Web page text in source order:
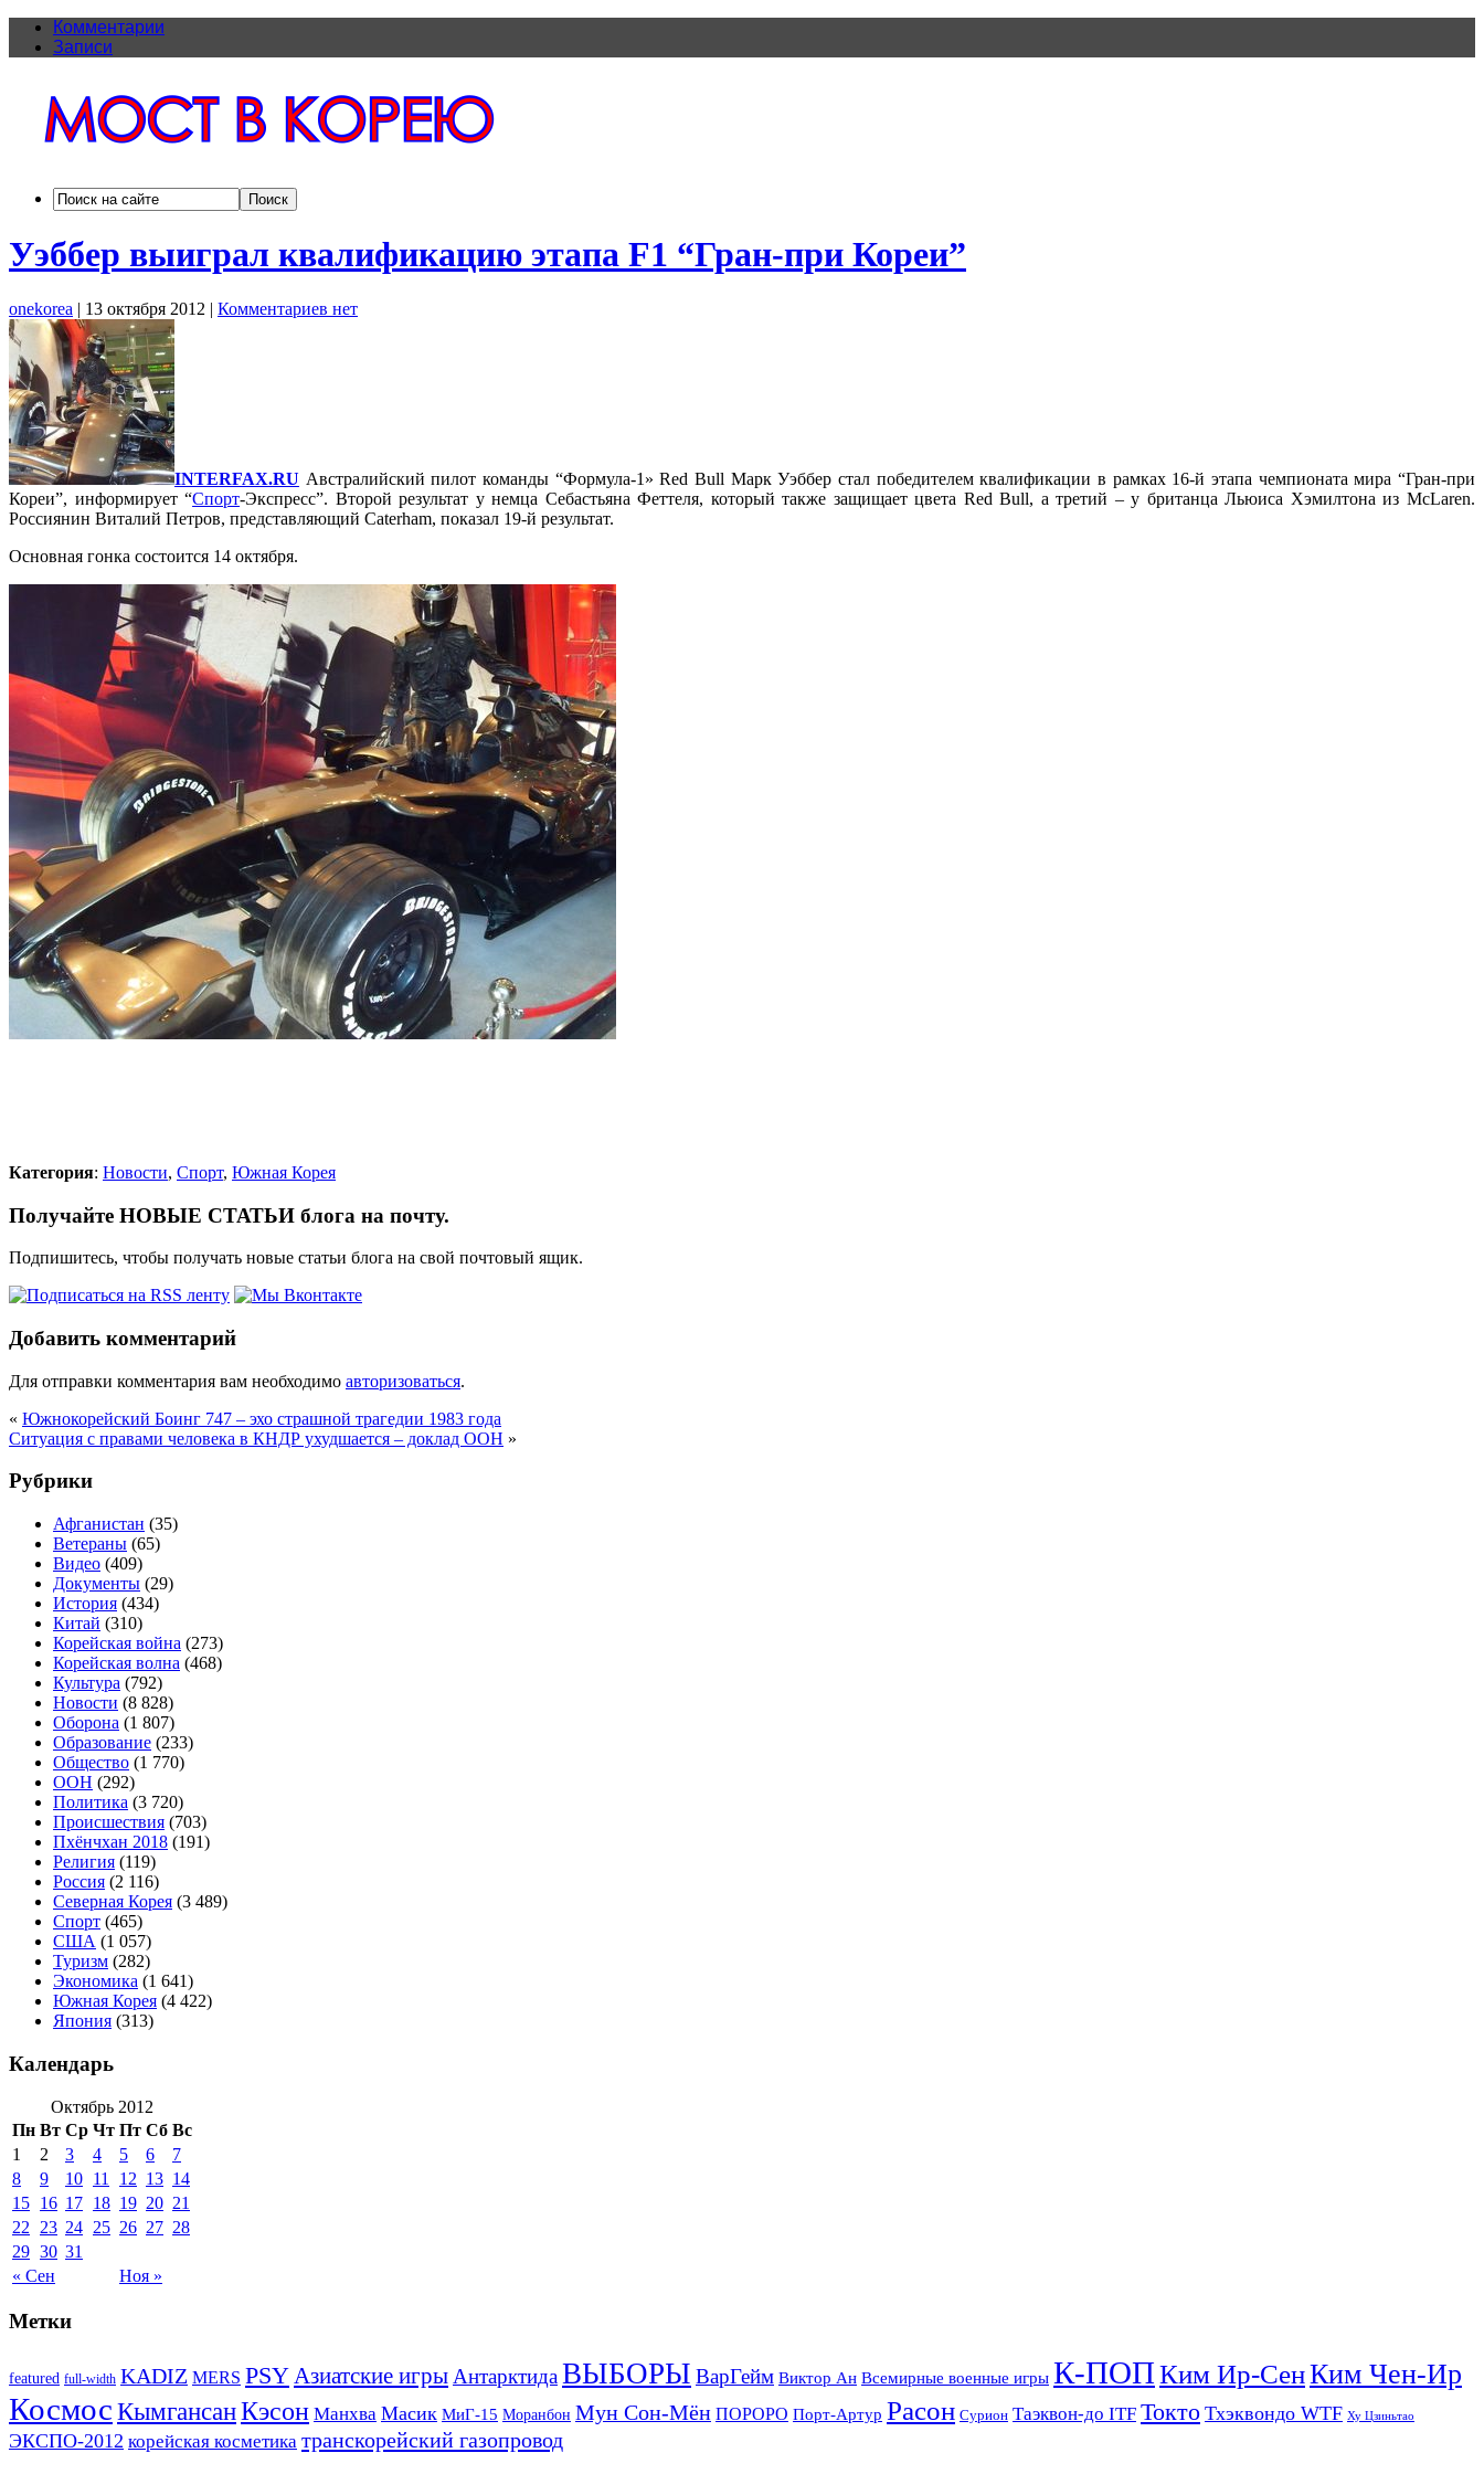
Комментарии
Записи
Уэббер выиграл квалификацию этапа F1 “Гран-при Кореи”
onekorea | 13 октября 2012 | Комментариев нет
INTERFAX.RU Австралийский пилот команды “Формула-1» Red Bull Марк Уэббер стал победителем квалификации в рамках 16-й этапа чемпионата мира “Гран-при
Кореи”, информирует “Спорт-Экспресс”. Второй результат у немца Себастьяна Феттеля, который также защищает цвета Red Bull, а третий – у британца Льюиса Хэмилтона из McLaren.
Россиянин Виталий Петров, представляющий Caterham, показал 19-й результат.
Основная гонка состоится 14 октября.
Категория: Новости, Спорт, Южная Корея
Получайте НОВЫЕ СТАТЬИ блога на почту.
Подпишитесь, чтобы получать новые статьи блога на свой почтовый ящик.
Добавить комментарий
Для отправки комментария вам необходимо авторизоваться.
« Южнокорейский Боинг 747 – эхо страшной трагедии 1983 года
Ситуация с правами человека в КНДР ухудшается – доклад ООН »
Рубрики
Афганистан (35)
Ветераны (65)
Видео (409)
Документы (29)
История (434)
Китай (310)
Корейская война (273)
Корейская волна (468)
Культура (792)
Новости (8 828)
Оборона (1 807)
Образование (233)
Общество (1 770)
ООН (292)
Политика (3 720)
Происшествия (703)
Пхёнчхан 2018 (191)
Религия (119)
Россия (2 116)
Северная Корея (3 489)
Спорт (465)
США (1 057)
Туризм (282)
Экономика (1 641)
Южная Корея (4 422)
Япония (313)
Календарь
Октябрь 2012
Пн Вт Ср Чт Пт Сб Вс
« Сен Ноя »
1 2 3 4 5 6
7
8
9 10 11 12 13 14
15 16 17 18 19 20 21
22
23 24 25 26 27 28
29 30 31
Метки
featured full-width KADIZ MERS PSYАзиатские игры АнтарктидаВЫБОРЫ ВарГейм Виктор Ан Всемирные военные игры К-ПОПКим Ир-СенКим Чен-Ир
Космос КымгансанКэсон Манхва Масик МиГ-15 Моранбон Мун Сон-Мён ПОРОРО Порт-Артур Расон Сурион Таэквон-до ITF Токто Тхэквондо WTF Ху Цзиньтао
ЭКСПО-2012 корейская косметика транскорейский газопровод